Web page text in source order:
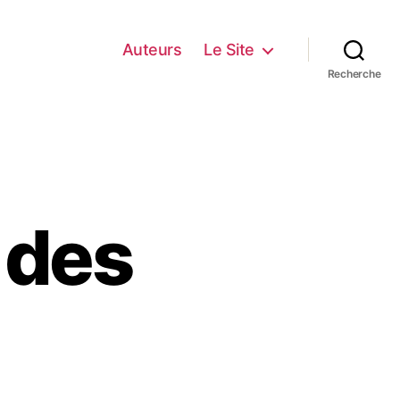
Auteurs Le Site
Recherche